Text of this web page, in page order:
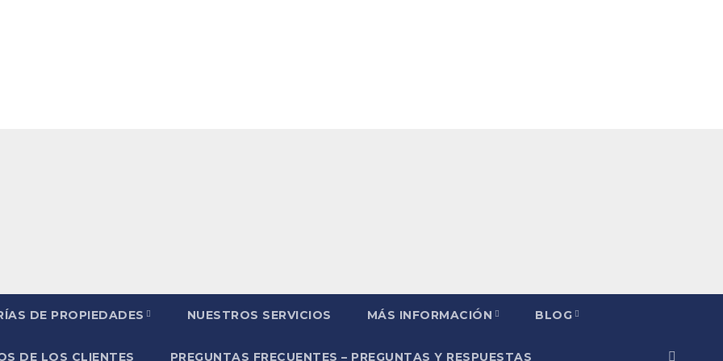
DE PROPIEDADES NUESTROS SERVICIOS MÁS INFORMACIÓN BLOG
DE LOS CLIENTES PREGUNTAS FRECUENTES – PREGUNTAS Y RESPUESTAS